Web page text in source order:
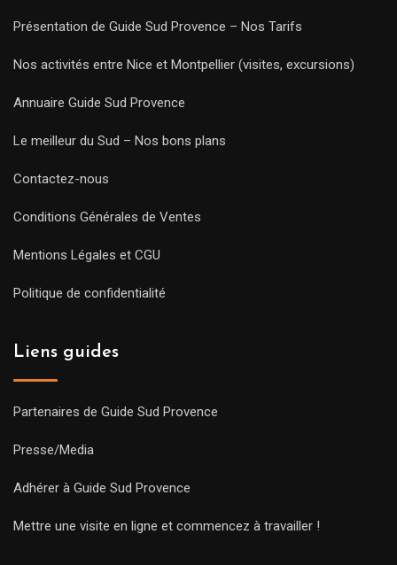
Présentation de Guide Sud Provence – Nos Tarifs
Nos activités entre Nice et Montpellier (visites, excursions)
Annuaire Guide Sud Provence
Le meilleur du Sud – Nos bons plans
Contactez-nous
Conditions Générales de Ventes
Mentions Légales et CGU
Politique de confidentialité
Liens guides
Partenaires de Guide Sud Provence
Presse/Media
Adhérer à Guide Sud Provence
Mettre une visite en ligne et commencez à travailler !